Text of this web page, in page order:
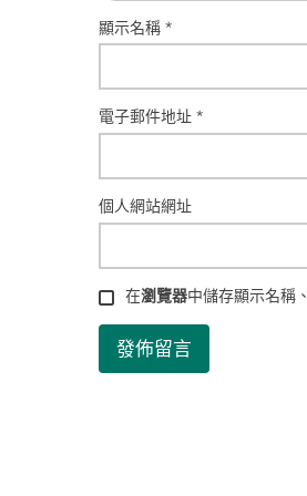
顯示名稱 *
電子郵件地址 *
個人網站網址
在瀏覽器中儲存顯示名稱